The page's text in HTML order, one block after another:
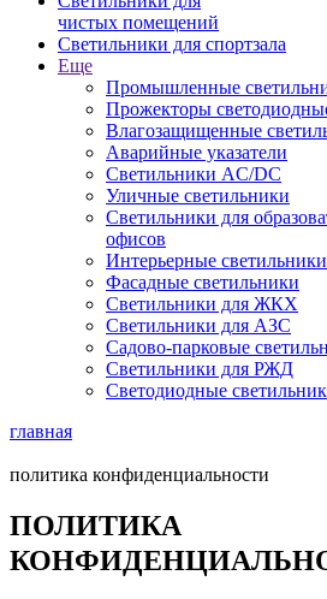
чистых помещений
Светильники для спортзала
Еще
Промышленные
Прожекторы
Влагозащищенные
Аварийные указатели
Светильники AC/DC
Уличные светильники
Светильники для
офисов
Интерьерные светильники
Фасадные светильники
Светильники для ЖКХ
Светильники для АЗС
Садово-парковые
Светильники для РЖД
Светодиодные
главная
политика конфиденциальности
ПОЛИТИКА